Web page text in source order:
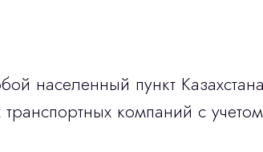
населенный пункт
компаний с